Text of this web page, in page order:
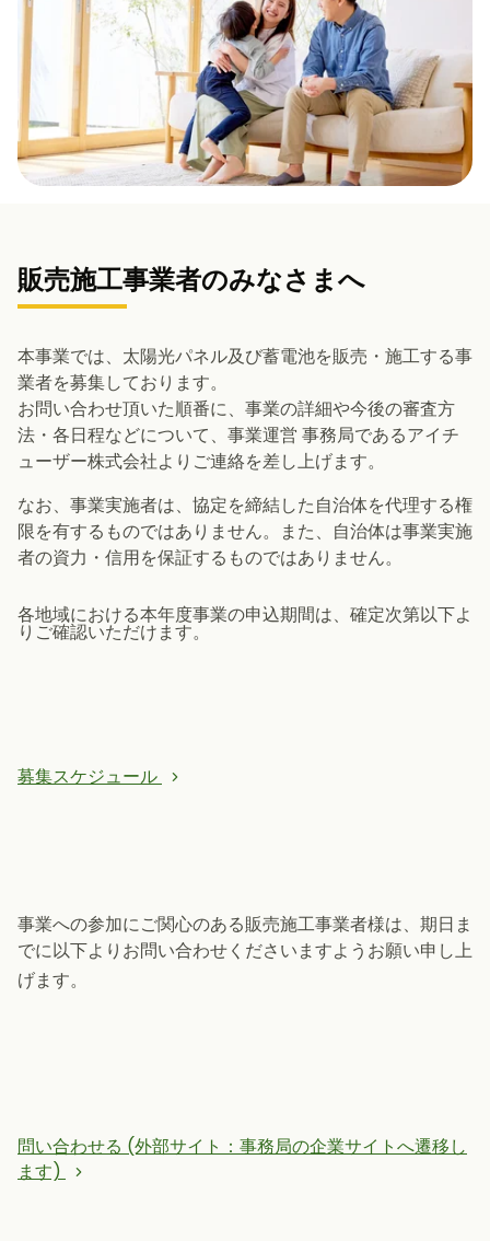
販売施工事業者のみなさまへ
本事業では、太陽光パネル及び蓄電池を販売・施工する事
業者を募集しております。
お問い合わせ頂いた順番に、事業の詳細や今後の審査方
法・各日程などについて、事業運営 事務局であるアイチ
ューザー株式会社よりご連絡を差し上げます。
なお、事業実施者は、協定を締結した自治体を代理する権
限を有するものではありません。また、自治体は事業実施
者の資力・ 信用を保証するものではありません。
各地域における本年度事業の申込期間は、確定次第以下よ
りご確認いただけます。
募集スケジュール
事業への参加にご関心のある販売施工事業者様は、期日ま
でに以下よりお問い合わせくださいますようお願い申し上
げます。
問い合わせる (外部サイト：事務局の企業サイトへ遷移し
ます)